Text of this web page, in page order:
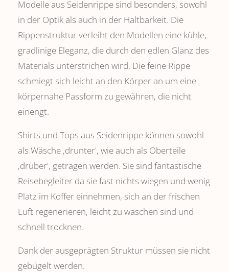
Modelle aus Seidenrippe sind besonders, sowohl
in der Optik als auch in der Haltbarkeit. Die
Rippenstruktur verleiht den Modellen eine kühle,
gradlinige Eleganz, die durch den edlen Glanz des
Materials unterstrichen wird. Die feine Rippe
schmiegt sich leicht an den Körper an um eine
körpernahe Passform zu gewähren, die nicht
einengt.
Shirts und Tops aus Seidenrippe können sowohl
als Wäsche ,drunter', wie auch als Oberteile
‚drüber', getragen werden. Sie sind fantastische
Reisebegleiter da sie fast nichts wiegen und wenig
Platz im Koffer einnehmen, sich an der frischen
Luft regenerieren, leicht zu waschen sind und
schnell trocknen.
Dank der ausgeprägten Struktur müssen sie nicht
gebügelt werden.